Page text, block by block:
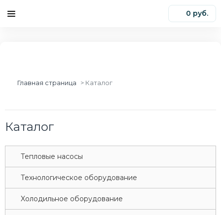
0 руб.
Главная страница Каталог
Каталог
Tепловые насосы
Tехнологическое оборудование
Xолодильное оборудование